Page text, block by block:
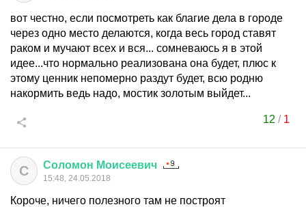
вот честно, если посмотреть как благие дела в городе
через одно место делаются, когда весь город ставят
раком и мучают всех и вся... сомневаюсь я в этой
идее...что нормально реализована она будет, плюс к
этому ценник непомерно раздут будет, всю родню
накормить ведь надо, мостик золотым выйдет...
12 / 1
С Соломон Моисеевич
15:48, 24.05.2018
Короче, ничего полезного там не построят